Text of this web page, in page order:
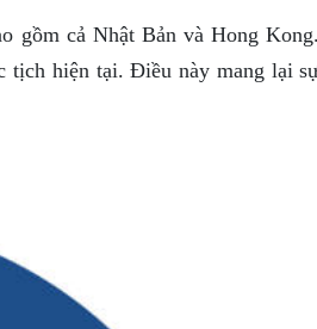
gồm cả Nhật Bản và Hong Kong.
tịch hiện tại. Điều này mang lại